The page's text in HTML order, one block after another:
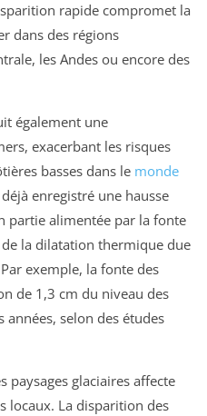
rapide compromet la
dans des régions
les Andes ou encore des
également une
exacerbant les risques
basses dans le monde
enregistré une hausse
partie alimentée par la fonte
la dilatation thermique due
exemple, la fonte des
de 1,3 cm du niveau des
selon des études
paysages glaciaires affecte
locaux. La disparition des